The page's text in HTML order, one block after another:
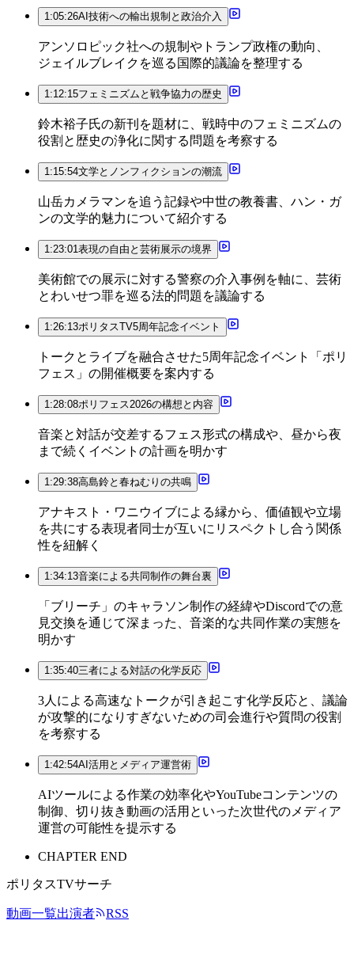
1:05:26AI技術への輸出規制と政治介入
アンソロピック社への規制やトランプ政権の動向、
ジェイルブレイクを巡る国際的議論を整理する
1:12:15フェミニズムと戦争協力の歴史
鈴木裕子氏の新刊を題材に、戦時中のフェミニズムの
役割と歴史の浄化に関する問題を考察する
1:15:54文学とノンフィクションの潮流
山岳カメラマンを追う記録や中世の教養書、ハン・ガ
ンの文学的魅力について紹介する
1:23:01表現の自由と芸術展示の境界
美術館での展示に対する警察の介入事例を軸に、芸術
とわいせつ罪を巡る法的問題を議論する
1:26:13ポリタスTV5周年記念イベント
トークとライブを融合させた5周年記念イベント「ポリ
フェス」の開催概要を案内する
1:28:08ポリフェス2026の構想と内容
音楽と対話が交差するフェス形式の構成や、昼から夜
まで続くイベントの計画を明かす
1:29:38高島鈴と春ねむりの共鳴
アナキスト・ワニウイブによる縁から、価値観や立場
を共にする表現者同士が互いにリスペクトし合う関係
性を紐解く
1:34:13音楽による共同制作の舞台裏
「ブリーチ」のキャラソン制作の経緯やDiscordでの意
見交換を通じて深まった、音楽的な共同作業の実態を
明かす
1:35:40三者による対話の化学反応
3人による高速なトークが引き起こす化学反応と、議論
が攻撃的になりすぎないための司会進行や質問の役割
を考察する
1:42:54AI活用とメディア運営術
AIツールによる作業の効率化やYouTubeコンテンツの
制御、切り抜き動画の活用といった次世代のメディア
運営の可能性を提示する
CHAPTER END
ポリタスTVサーチ
動画一覧出演者 RSS